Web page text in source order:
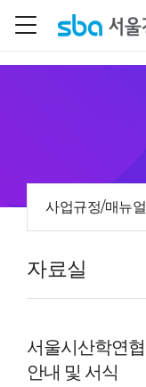
사업규정/매뉴
자료실
서울시산학연
안내 및 서식